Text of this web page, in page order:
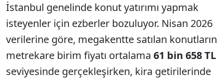
İstanbul genelinde konut yatırımı yapmak
isteyenler için ezberler bozuluyor. Nisan 2026
verilerine göre, megakentte satılan konutların
metrekare birim fiyatı ortalama 61 bin 658 TL
seviyesinde gerçekleşirken, kira getirilerinde